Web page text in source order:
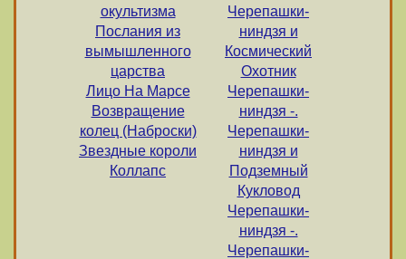
окультизма
Послания из
вымышленного
царства
Лицо На Марсе
Возвращение
колец (Наброски)
Звездные короли
Коллапс
Черепашки-
ниндзя и
Космический
Охотник
Черепашки-
ниндзя -.
Черепашки-
ниндзя и
Подземный
Кукловод
Черепашки-
ниндзя -.
Черепашки-